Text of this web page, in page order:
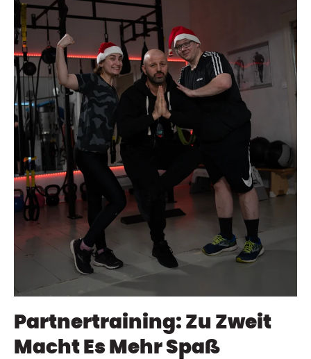
Partnertraining: Zu Zweit
Macht Es Mehr Spaß